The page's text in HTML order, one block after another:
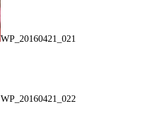
WP_20160421_021
WP_20160421_022